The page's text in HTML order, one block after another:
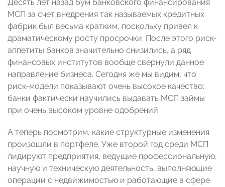
Десять лет назад бум банковского финансирования
МСП за счет внедрения так называемых кредитных
фабрик был весьма кратким, поскольку привел к
драматическому росту просрочки. После этого риск-
аппетиты банков значительно снизились, а ряд
финансовых институтов вообще свернули данное
направление бизнеса. Сегодня же мы видим, что
риск-модели показывают очень высокое качество:
банки фактически научились выдавать МСП займы
при очень высоком уровне одобрений.
А теперь посмотрим, какие структурные изменения
произошли в портфеле. Уже второй год среди МСП
лидируют предприятия, ведущие профессиональную,
научную и техническую деятельность, выполняющие
операции с недвижимостью и работающие в сфере